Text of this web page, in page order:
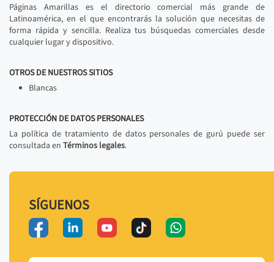
Páginas Amarillas es el directorio comercial más grande de
Latinoamérica, en el que encontrarás la solución que necesitas de
forma rápida y sencilla. Realiza tus búsquedas comerciales desde
cualquier lugar y dispositivo.
OTROS DE NUESTROS SITIOS
Blancas
PROTECCIÓN DE DATOS PERSONALES
La política de tratamiento de datos personales de gurú puede ser
consultada en Términos legales.
SÍGUENOS